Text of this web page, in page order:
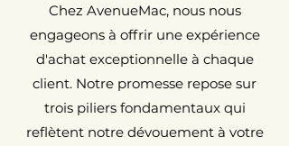
Chez AvenueMac, nous nous
engageons à offrir une expérience
d'achat exceptionnelle à chaque
client. Notre promesse repose sur
trois piliers fondamentaux qui
reflètent notre dévouement à votre